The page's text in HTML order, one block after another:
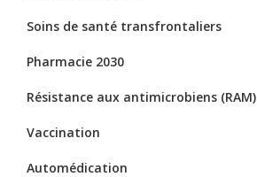
Soins de santé transfrontaliers
Pharmacie 2030
Résistance aux antimicrobiens (RAM)
Vaccination
Automédication